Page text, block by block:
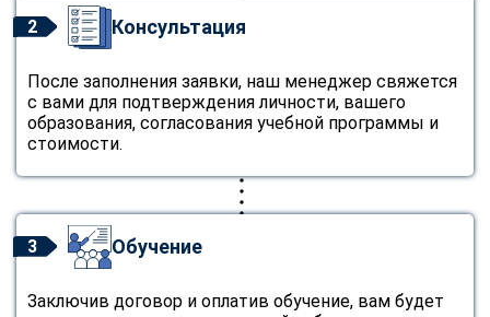
2 Консультация
После заполнения заявки, наш менеджер свяжется
с вами для подтверждения личности, вашего
образования, согласования учебной программы и
стоимости.
3 Обучение
Заключив договор и оплатив обучение, вам будет